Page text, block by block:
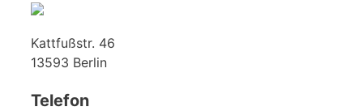
Kattfußstr. 46
13593 Berlin
Telefon